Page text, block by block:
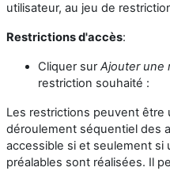
utilisateur, au jeu de
Restrictions d'accès:
Cliquer surAjouter une
restriction souhaité :
Les restrictions peuvent être
déroulement séquentiel des
accessible si et seulement si
préalables sont réalisées. Il